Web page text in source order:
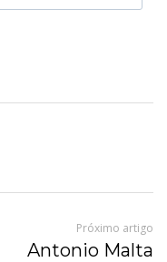
Próximo artigo
Antonio Malta